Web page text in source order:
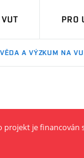
PRO
VĚDA A VÝZKUM NA
projekt je financován